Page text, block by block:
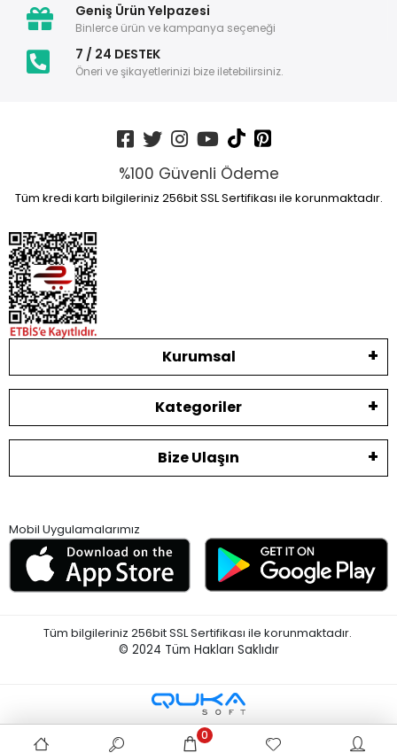
Geniş Ürün Yelpazesi
Binlerce ürün ve kampanya seçeneği
7 / 24 DESTEK
Öneri ve şikayetlerinizi bize iletebilirsiniz.
%100 Güvenli Ödeme
Tüm kredi kartı bilgileriniz 256bit SSL Sertifikası ile korunmaktadır.
Kurumsal
Kategoriler
Bize Ulaşın
Mobil Uygulamalarımız
Tüm bilgileriniz 256bit SSL Sertifikası ile korunmaktadır.
© 2024 Tüm Hakları Saklıdır
0